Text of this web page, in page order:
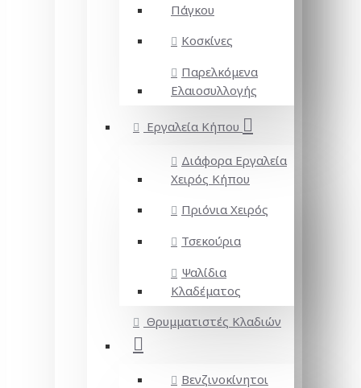
Πάγκου
Κοσκίνες
Παρελκόμενα
Ελαιοσυλλογής
Εργαλεία Κήπου
Διάφορα Εργαλεία
Χειρός Κήπου
Πριόνια Χειρός
Τσεκούρια
Ψαλίδια
Κλαδέματος
Θρυμματιστές Κλαδιών
Βενζινοκίνητοι